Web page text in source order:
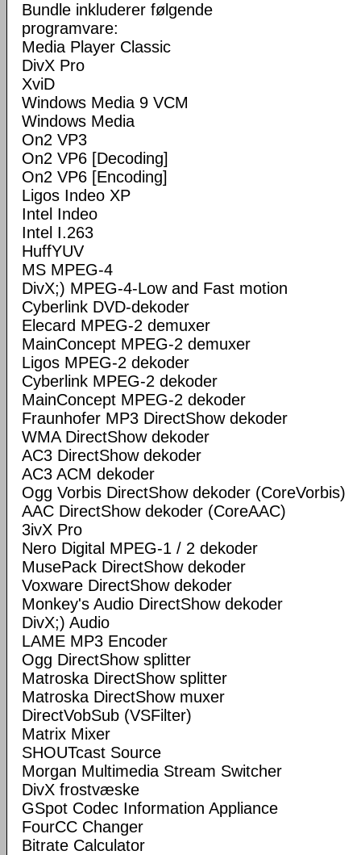
Bundle inkluderer følgende
programvare:
Media Player Classic
DivX Pro
XviD
Windows Media 9 VCM
Windows Media
On2 VP3
On2 VP6 [Decoding]
On2 VP6 [Encoding]
Ligos Indeo XP
Intel Indeo
Intel I.263
HuffYUV
MS MPEG-4
DivX;) MPEG-4-Low and Fast motion
Cyberlink DVD-dekoder
Elecard MPEG-2 demuxer
MainConcept MPEG-2 demuxer
Ligos MPEG-2 dekoder
Cyberlink MPEG-2 dekoder
MainConcept MPEG-2 dekoder
Fraunhofer MP3 DirectShow dekoder
WMA DirectShow dekoder
AC3 DirectShow dekoder
AC3 ACM dekoder
Ogg Vorbis DirectShow dekoder (CoreVorbis)
AAC DirectShow dekoder (CoreAAC)
3ivX Pro
Nero Digital MPEG-1 / 2 dekoder
MusePack DirectShow dekoder
Voxware DirectShow dekoder
Monkey's Audio DirectShow dekoder
DivX;) Audio
LAME MP3 Encoder
Ogg DirectShow splitter
Matroska DirectShow splitter
Matroska DirectShow muxer
DirectVobSub (VSFilter)
Matrix Mixer
SHOUTcast Source
Morgan Multimedia Stream Switcher
DivX frostvæske
GSpot Codec Information Appliance
FourCC Changer
Bitrate Calculator